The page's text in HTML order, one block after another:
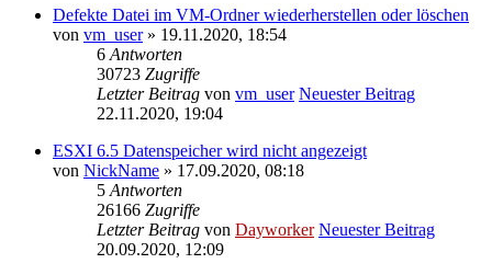
Defekte Datei im VM-Ordner wiederherstellen oder löschen
von vm_user» 19.11.2020, 18:54
6 Antworten
30723 Zugriffe
Letzter Beitrag von vm_user Neuester Beitrag
22.11.2020, 19:04
ESXI 6.5 Datenspeicher wird nicht angezeigt
von NickName » 17.09.2020, 08:18
5 Antworten
26166 Zugriffe
Letzter Beitrag von Dayworker Neuester Beitrag
20.09.2020, 12:09